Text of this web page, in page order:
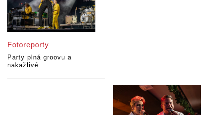
Fotoreporty
Party plná groovu a
nakažlivé...